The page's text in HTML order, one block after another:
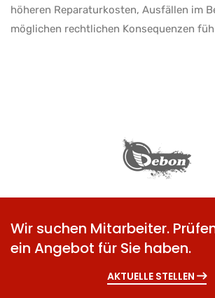
höheren Reparaturkosten, Ausfällen im
möglichen rechtlichen Konsequenzen
Wir suchen Mitarbeiter.
ein Angebot für Sie haben.
AKTUELLE STELLEN